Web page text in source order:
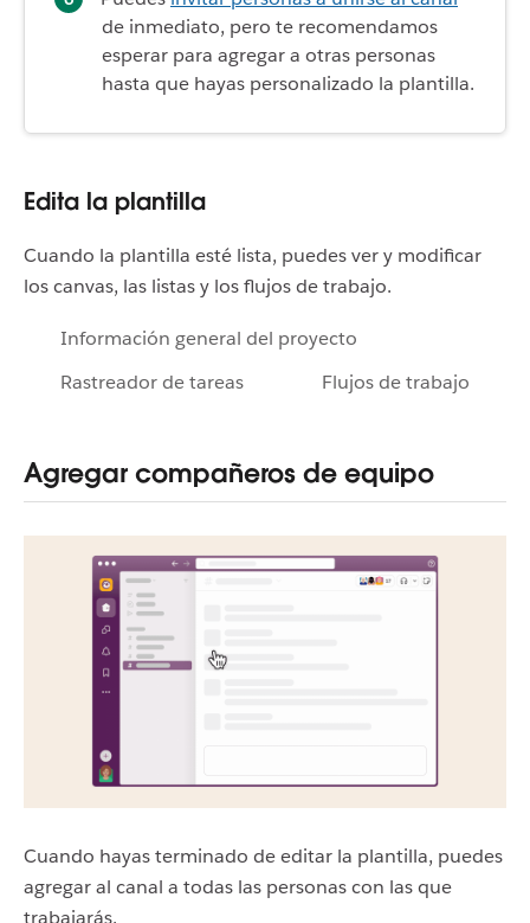
de inmediato, pero te recomendamos
esperar para agregar a otras personas
hasta que hayas personalizado la plantilla.
Edita la plantilla
Cuando la plantilla esté lista, puedes ver y modificar
los canvas, las listas y los flujos de trabajo.
Información general del proyecto
Rastreador de tareas
Flujos de trabajo
Agregar compañeros de equipo
Cuando hayas terminado de editar la plantilla, puedes
agregar al canal a todas las personas con las que
trabajarás.